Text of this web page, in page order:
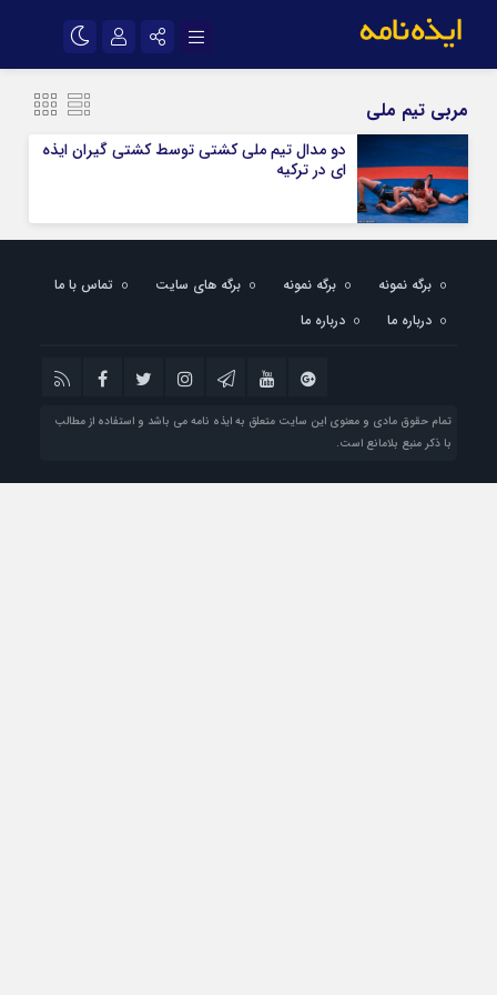
سروش
آپارات
رمز عبور
مربی تیم ملی
دو مدال تیم ملی کشتی توسط کشتی گیران ایذه
ای در ترکیه
برگه نمونه برگه نمونه برگه های سایت
تماس با ما
درباره ما
درباره ما
تمام حقوق مادی و معنوی این سایت متعلق به ایذه نامه می باشد و استفاده از مطالب
با ذکر منبع بلامانع است.